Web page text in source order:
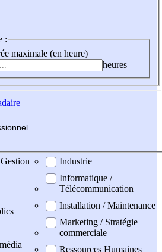
:
maximale (en heure)
heures
Industrie
Informatique /
Télécommunication
Installation / Maintenance
Marketing / Stratégie
commerciale
Ressources Humaines